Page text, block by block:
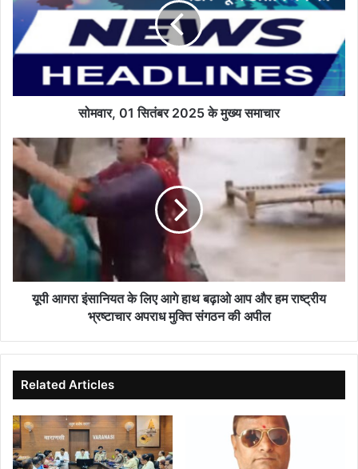
2025
मुख्य
समाचार
सोमवार, 01 सितंबर 2025 के मुख्य समाचार
यूपी
आगरा
इंसानियत
के
लिए
आगे
आप
भ्रष्टाचार
मुक्ति
संगठन
की
अपील
यूपी आगरा इंसानियत के लिए आगे हाथ बढ़ाओ आप और हम राष्ट्रीय
भ्रष्टाचार अपराध मुक्ति संगठन की अपील
Related Articles